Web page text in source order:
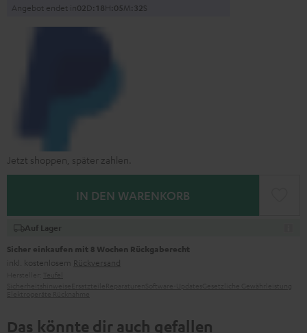
Angebot endet in02D:18H:05M: 31S
Jetzt shoppen, später zahlen.
IN DEN WARENKORB
Auf Lager
Sicher einkaufen mit 8 Wochen Rückgaberecht
inkl. kostenlosem Rückversand
Das könnte dir auch gefallen